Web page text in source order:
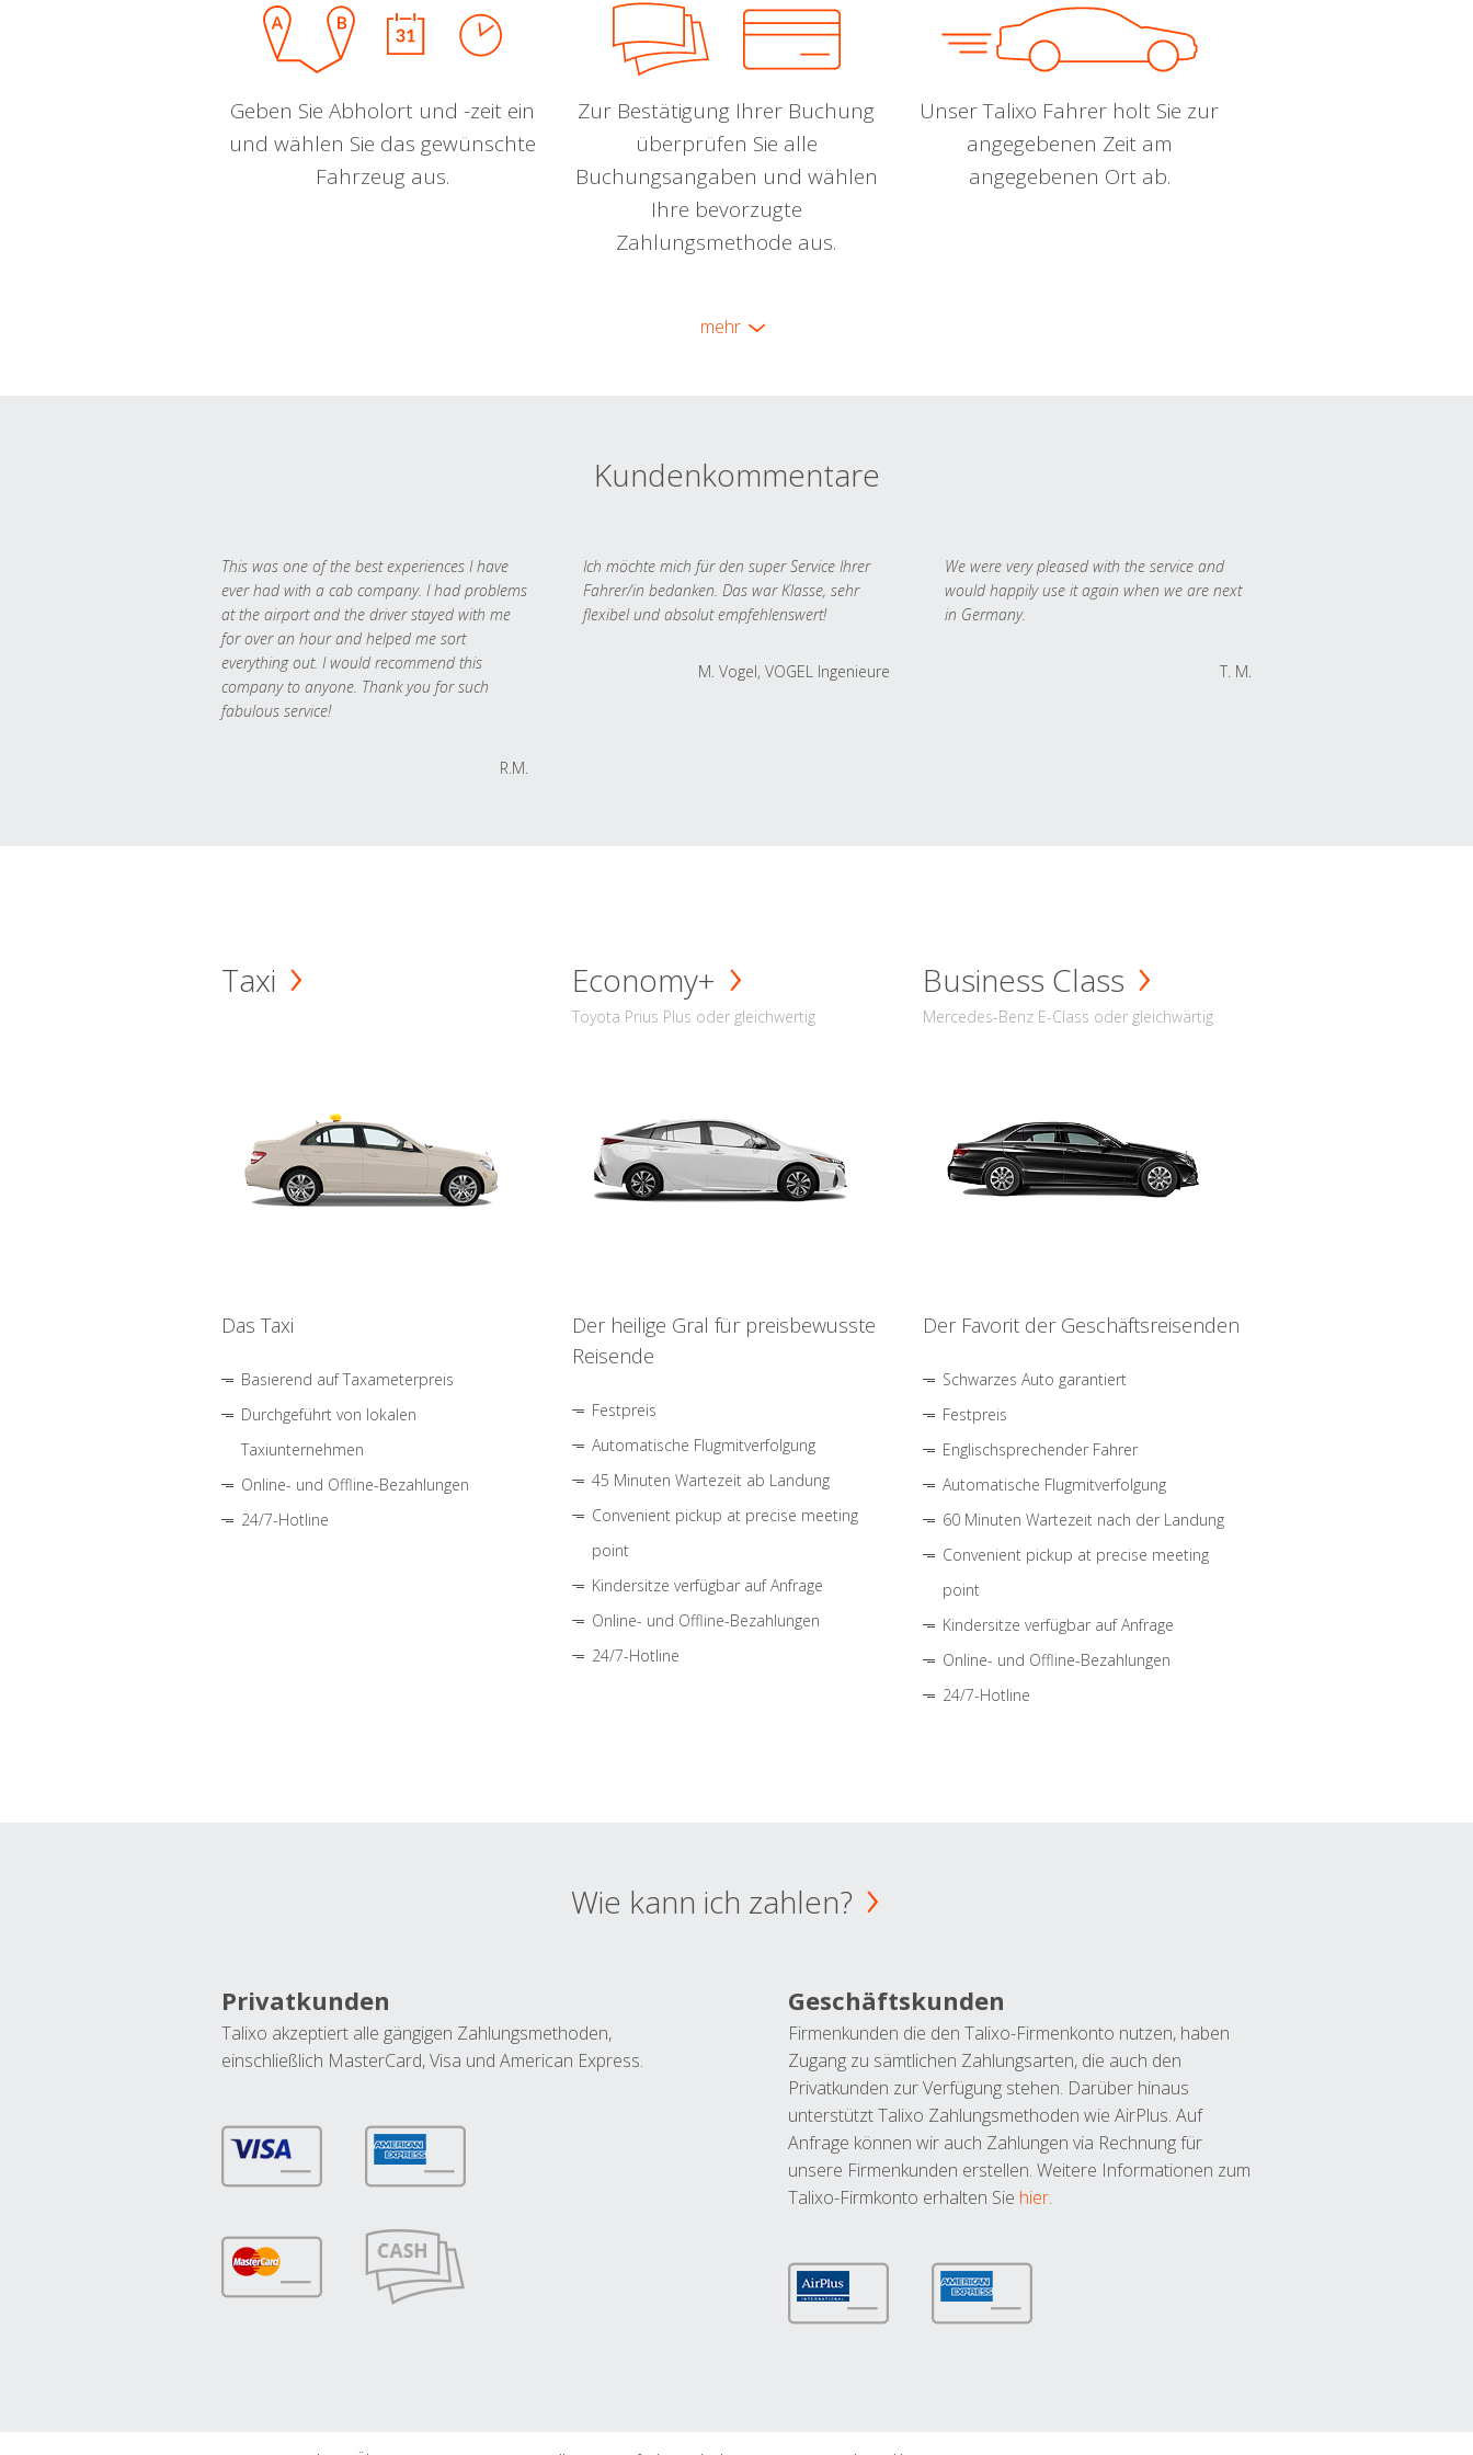
Geben Sie Abholort und -zeit ein
und wählen Sie das gewünschte
Fahrzeug aus.
Zur Bestätigung Ihrer Buchung
überprüfen Sie alle
Buchungsangaben und wählen
Ihre bevorzugte
Zahlungsmethode aus.
Unser Talixo Fahrer holt Sie zur
angegebenen Zeit am
angegebenen Ort ab.
mehr
Kundenkommentare
This was one of the best experiences I have
ever had with a cab company. I had problems
at the airport and the driver stayed with me
for over an hour and helped me sort
everything out. I would recommend this
company to anyone. Thank you for such
fabulous service!
R.M.
Ich möchte mich für den super Service Ihrer
Fahrer/in bedanken. Das war Klasse, sehr
flexibel und absolut empfehlenswert!
M. Vogel, VOGEL Ingenieure
We were very pleased with the service and
would happily use it again when we are next
in Germany.
T. M.
Taxi
Das Taxi
Basierend auf Taxameterpreis
Durchgeführt von lokalen
Taxiunternehmen
Online- und Offline-Bezahlungen
24/7-Hotline
Economy+
Toyota Prius Plus oder gleichwertig
Der heilige Gral für preisbewusste
Reisende
Festpreis
Automatische Flugmitverfolgung
45 Minuten Wartezeit ab Landung
Convenient pickup at precise meeting
point
Kindersitze verfügbar auf Anfrage
Online- und Offline-Bezahlungen
24/7-Hotline
Business Class
Mercedes-Benz E-Class oder gleichwärtig
Der Favorit der Geschäftsreisenden
Schwarzes Auto garantiert
Festpreis
Englischsprechender Fahrer
Automatische Flugmitverfolgung
60 Minuten Wartezeit nach der Landung
Convenient pickup at precise meeting
point
Kindersitze verfügbar auf Anfrage
Online- und Offline-Bezahlungen
24/7-Hotline
Wie kann ich zahlen?
Privatkunden
Talixo akzeptiert alle gängigen Zahlungsmethoden,
einschließlich MasterCard, Visa und American Express.
Geschäftskunden
Firmenkunden die den Talixo-Firmenkonto nutzen, haben
Zugang zu sämtlichen Zahlungsarten, die auch den
Privatkunden zur Verfügung stehen. Darüber hinaus
unterstützt Talixo Zahlungsmethoden wie AirPlus. Auf
Anfrage können wir auch Zahlungen via Rechnung für
unsere Firmenkunden erstellen. Weitere Informationen zum
Talixo-Firmkonto erhalten Sie hier.